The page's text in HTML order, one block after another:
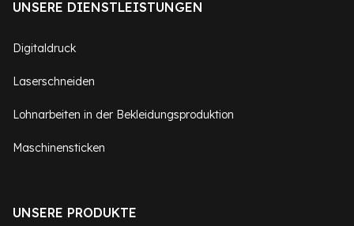
UNSERE DIENSTLEISTUNGEN
Digitaldruck
Laserschneiden
Lohnarbeiten in der Bekleidungsproduktion
Maschinensticken
UNSERE PRODUKTE